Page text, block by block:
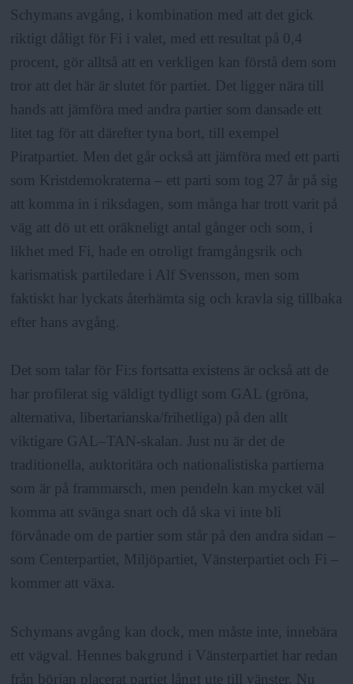
Schymans avgång, i kombination med att det gick
riktigt dåligt för Fi i valet, med ett resultat på 0,4
procent, gör alltså att en verkligen kan förstå dem som
tror att det här är slutet för partiet. Det ligger nära till
hands att jämföra med andra partier som dansade ett
litet tag för att därefter tyna bort, till exempel
Piratpartiet. Men det går också att jämföra med ett parti
som Kristdemokraterna – ett parti som tog 27 år på sig
att komma in i riksdagen, som många har trott varit på
väg att dö ut ett oräkneligt antal gånger och som, i
likhet med Fi, hade en otroligt framgångsrik och
karismatisk partiledare i Alf Svensson, men som
faktiskt har lyckats återhämta sig och kravla sig tillbaka
efter hans avgång.
Det som talar för Fi:s fortsatta existens är också att de
har profilerat sig väldigt tydligt som GAL (gröna,
alternativa, libertarianska/frihetliga) på den allt
viktigare GAL–TAN-skalan. Just nu är det de
traditionella, auktoritära och nationalistiska partierna
som är på frammarsch, men pendeln kan mycket väl
komma att svänga snart och då ska vi inte bli
förvånade om de partier som står på den andra sidan –
som Centerpartiet, Miljöpartiet, Vänsterpartiet och Fi –
kommer att växa.
Schymans avgång kan dock, men måste inte, innebära
ett vägval. Hennes bakgrund i Vänsterpartiet har redan
från början placerat partiet långt ute till vänster. Nu